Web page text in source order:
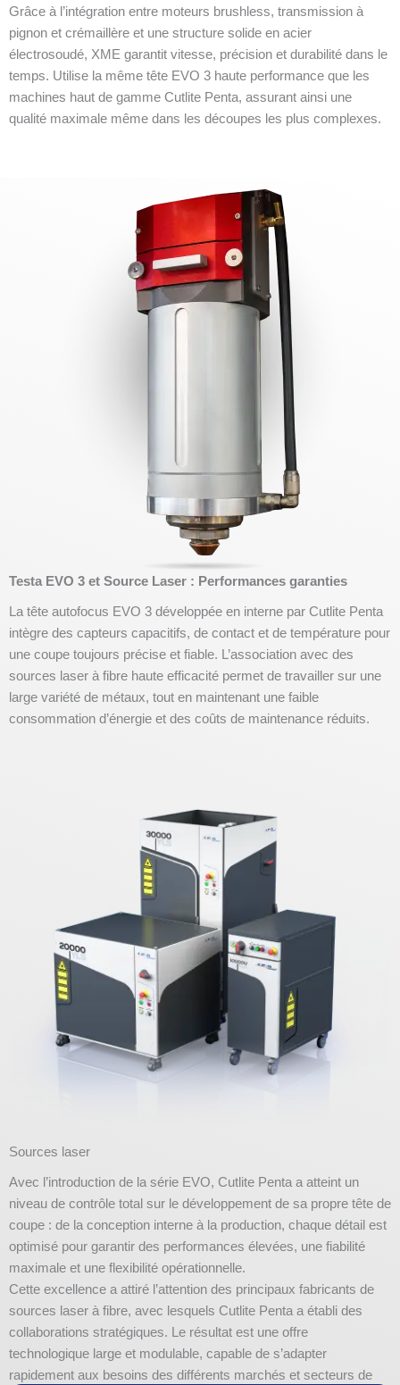
Grâce à l’intégration entre moteurs brushless, transmission à
pignon et crémaillère et une structure solide en acier
électrosoudé, XME garantit vitesse, précision et durabilité dans le
temps. Utilise la même tête EVO 3 haute performance que les
machines haut de gamme Cutlite Penta, assurant ainsi une
qualité maximale même dans les découpes les plus complexes.
Testa EVO 3 et Source Laser : Performances garanties
La tête autofocus EVO 3 développée en interne par Cutlite Penta
intègre des capteurs capacitifs, de contact et de température pour
une coupe toujours précise et fiable. L’association avec des
sources laser à fibre haute efficacité permet de travailler sur une
large variété de métaux, tout en maintenant une faible
consommation d’énergie et des coûts de maintenance réduits.
Sources laser
Avec l’introduction de la série EVO, Cutlite Penta a atteint un
niveau de contrôle total sur le développement de sa propre tête de
coupe : de la conception interne à la production, chaque détail est
optimisé pour garantir des performances élevées, une fiabilité
maximale et une flexibilité opérationnelle.
Cette excellence a attiré l’attention des principaux fabricants de
sources laser à fibre, avec lesquels Cutlite Penta a établi des
collaborations stratégiques. Le résultat est une offre
technologique large et modulable, capable de s’adapter
rapidement aux besoins des différents marchés et secteurs de